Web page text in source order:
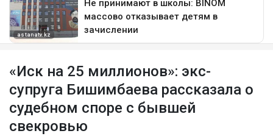
«Иск на 25 миллионов»: экс-
супруга Бишимбаева рассказала о
судебном споре с бывшей
свекровью